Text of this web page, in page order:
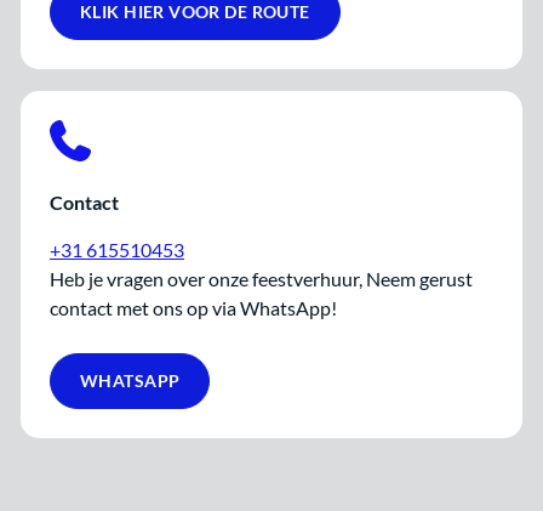
KLIK HIER VOOR DE ROUTE
Contact
+31 615510453
Heb je vragen over onze feestverhuur, Neem gerust
contact met ons op via WhatsApp!
WHATSAPP